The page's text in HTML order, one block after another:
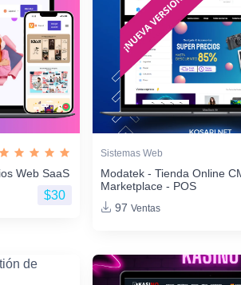
Web SaaS
$30
Sistemas Web
Modatek - Tienda Online
Marketplace - POS
97 Ventas